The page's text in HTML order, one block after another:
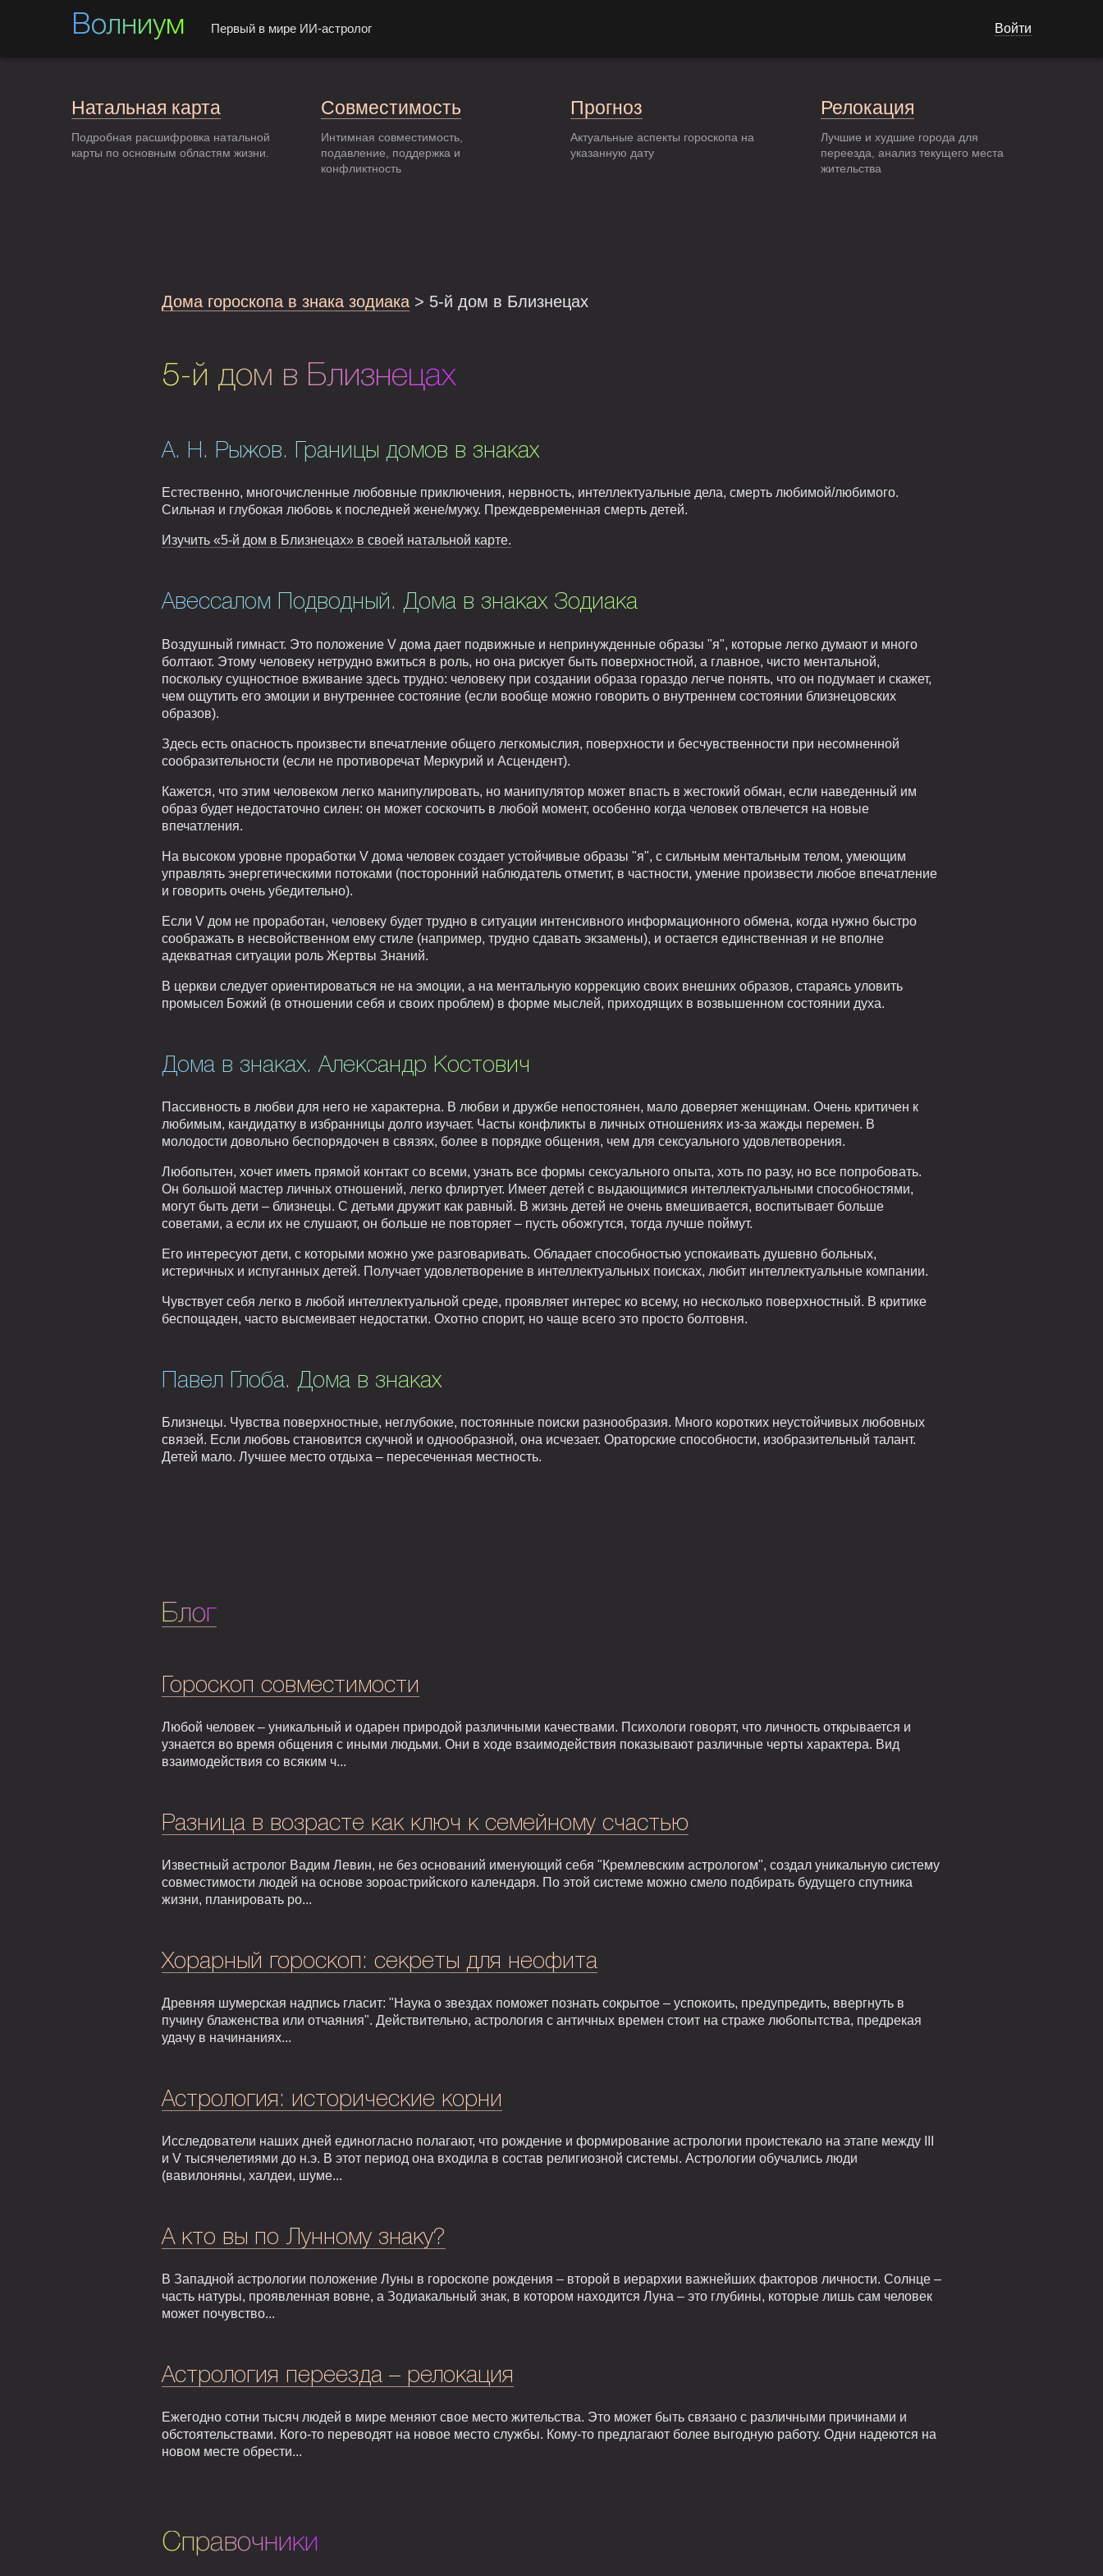
Волниум Первый в мире ИИ-астролог Войти
Натальная карта
Подробная расшифровка натальной
карты по основным областям жизни.
Совместимость
Интимная совместимость,
подавление, поддержка и
конфликтность
Прогноз
Актуальные аспекты гороскопа на
указанную дату
Релокация
Лучшие и худшие города для
переезда, анализ текущего места
жительства
Дома гороскопа в знака зодиака > 5-й дом в Близнецах
5-й дом в Близнецах
А. Н. Рыжов. Границы домов в знаках
Естественно, многочисленные любовные приключения, нервность, интеллектуальные дела, смерть любимой/любимого.
Сильная и глубокая любовь к последней жене/мужу. Преждевременная смерть детей.
Изучить «5-й дом в Близнецах» в своей натальной карте.
Авессалом Подводный. Дома в знаках Зодиака
Воздушный гимнаст. Это положение V дома дает подвижные и непринужденные образы "я", которые легко думают и много
болтают. Этому человеку нетрудно вжиться в роль, но она рискует быть поверхностной, а главное, чисто ментальной,
поскольку сущностное вживание здесь трудно: человеку при создании образа гораздо легче понять, что он подумает и скажет,
чем ощутить его эмоции и внутреннее состояние (если вообще можно говорить о внутреннем состоянии близнецовских
образов).
Здесь есть опасность произвести впечатление общего легкомыслия, поверхности и бесчувственности при несомненной
сообразительности (если не противоречат Меркурий и Асцендент).
Кажется, что этим человеком легко манипулировать, но манипулятор может впасть в жестокий обман, если наведенный им
образ будет недостаточно силен: он может соскочить в любой момент, особенно когда человек отвлечется на новые
впечатления.
На высоком уровне проработки V дома человек создает устойчивые образы "я", с сильным ментальным телом, умеющим
управлять энергетическими потоками (посторонний наблюдатель отметит, в частности, умение произвести любое впечатление
и говорить очень убедительно).
Если V дом не проработан, человеку будет трудно в ситуации интенсивного информационного обмена, когда нужно быстро
соображать в несвойственном ему стиле (например, трудно сдавать экзамены), и остается единственная и не вполне
адекватная ситуации роль Жертвы Знаний.
В церкви следует ориентироваться не на эмоции, а на ментальную коррекцию своих внешних образов, стараясь уловить
промысел Божий (в отношении себя и своих проблем) в форме мыслей, приходящих в возвышенном состоянии духа.
Дома в знаках. Александр Костович
Пассивность в любви для него не характерна. В любви и дружбе непостоянен, мало доверяет женщинам. Очень критичен к
любимым, кандидатку в избранницы долго изучает. Часты конфликты в личных отношениях из-за жажды перемен. В
молодости довольно беспорядочен в связях, более в порядке общения, чем для сексуального удовлетворения.
Любопытен, хочет иметь прямой контакт со всеми, узнать все формы сексуального опыта, хоть по разу, но все попробовать.
Он большой мастер личных отношений, легко флиртует. Имеет детей с выдающимися интеллектуальными способностями,
могут быть дети – близнецы. С детьми дружит как равный. В жизнь детей не очень вмешивается, воспитывает больше
советами, а если их не слушают, он больше не повторяет – пусть обожгутся, тогда лучше поймут.
Его интересуют дети, с которыми можно уже разговаривать. Обладает способностью успокаивать душевно больных,
истеричных и испуганных детей. Получает удовлетворение в интеллектуальных поисках, любит интеллектуальные компании.
Чувствует себя легко в любой интеллектуальной среде, проявляет интерес ко всему, но несколько поверхностный. В критике
беспощаден, часто высмеивает недостатки. Охотно спорит, но чаще всего это просто болтовня.
Павел Глоба. Дома в знаках
Близнецы. Чувства поверхностные, неглубокие, постоянные поиски разнообразия. Много коротких неустойчивых любовных
связей. Если любовь становится скучной и однообразной, она исчезает. Ораторские способности, изобразительный талант.
Детей мало. Лучшее место отдыха – пересеченная местность.
Блог
Гороскоп совместимости
Любой человек – уникальный и одарен природой различными качествами. Психологи говорят, что личность открывается и
узнается во время общения с иными людьми. Они в ходе взаимодействия показывают различные черты характера. Вид
взаимодействия со всяким ч...
Разница в возрасте как ключ к семейному счастью
Известный астролог Вадим Левин, не без оснований именующий себя "Кремлевским астрологом", создал уникальную систему
совместимости людей на основе зороастрийского календаря. По этой системе можно смело подбирать будущего спутника
жизни, планировать ро...
Хорарный гороскоп: секреты для неофита
Древняя шумерская надпись гласит: "Наука о звездах поможет познать сокрытое – успокоить, предупредить, ввергнуть в
пучину блаженства или отчаяния". Действительно, астрология с античных времен стоит на страже любопытства, предрекая
удачу в начинаниях...
Астрология: исторические корни
Исследователи наших дней единогласно полагают, что рождение и формирование астрологии проистекало на этапе между III
и V тысячелетиями до н.э. В этот период она входила в состав религиозной системы. Астрологии обучались люди
(вавилоняны, халдеи, шуме...
А кто вы по Лунному знаку?
В Западной астрологии положение Луны в гороскопе рождения – второй в иерархии важнейших факторов личности. Солнце –
часть натуры, проявленная вовне, а Зодиакальный знак, в котором находится Луна – это глубины, которые лишь сам человек
может почувство...
Астрология переезда – релокация
Ежегодно сотни тысяч людей в мире меняют свое место жительства. Это может быть связано с различными причинами и
обстоятельствами. Кого-то переводят на новое место службы. Кому-то предлагают более выгодную работу. Одни надеются на
новом месте обрести...
Справочники